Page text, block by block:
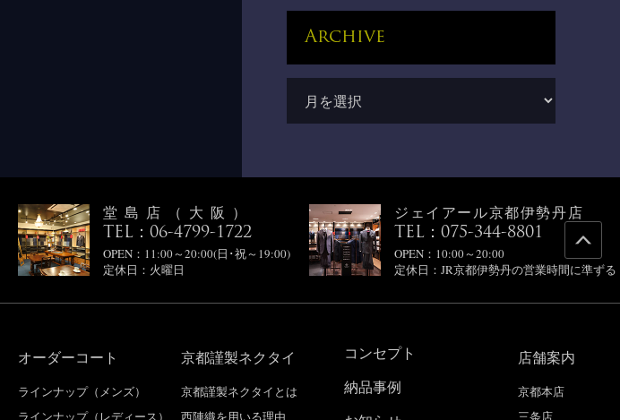
Archive
堂島店（大阪）
TEL：06-4799-1722
OPEN：11:00～20:00(日･祝～19:00)
定休日：火曜日
ジェイアール京都伊勢丹店
TEL：075-344-8801
OPEN：10:00～20:00
定休日：JR京都伊勢丹の営業時間に準ずる
オーダーコート
ラインナップ（メンズ）
ラインナップ（レディース）
京都謹製ネクタイ
京都謹製ネクタイとは
西陣織を用いる理由
コンセプト
納品事例
店舗案内
京都本店
三条店